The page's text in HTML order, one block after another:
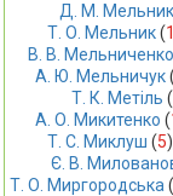
Д. М. Мельник
Т. О. Мельник (1
В. В. Мельниченко
А. Ю. Мельничук (
Т. К. Метіль (
А. О. Микитенко (
Т. С. Миклуш (5
Є. В.
Т. О. Миргородська (